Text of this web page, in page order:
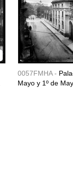
0057FMHA -
Mayo y 1º de